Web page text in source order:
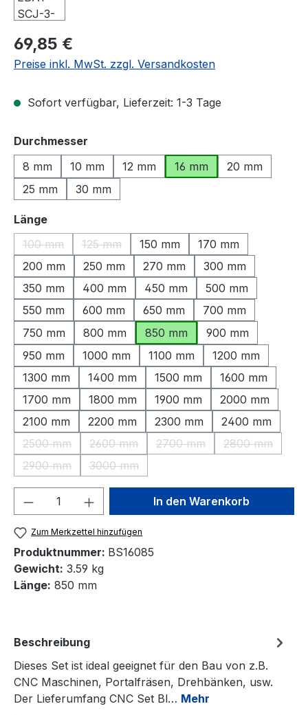
Regulärer Preis:
69,85 €
Preise inkl. MwSt. zzgl. Versandkosten
Sofort verfügbar, Lieferzeit: 1-3 Tage
Durchmesser
8 mm
10 mm 12 mm 16 mm
20 mm
25 mm
30 mm
Längeauswählen
100 mm
(Diese Option ist zurzeit nicht verfügbar.)
125 mm
(Diese Option ist zurzeit nicht verfügbar.)
150 mm
170 mm
200 mm
250 mm 270 mm
300 mm
350 mm
400 mm 450 mm
500 mm
550 mm
600 mm 650 mm
700 mm
750 mm
800 mm 850 mm
900 mm
950 mm
1000 mm 1100 mm
1200 mm
1300 mm
1400 mm 1500 mm
1600 mm
1700 mm
1800 mm 1900 mm
2000 mm
2100 mm
2200 mm 2300 mm
2400 mm
2500 mm
(Diese Option ist zurzeit nicht verfügbar.)
2600 mm
(Diese Option ist zurzeit nicht verfügbar.)
2700 mm
(Diese Option ist zurzeit
2800 mm
(Diese
2900 mm
(Diese Option ist zurzeit nicht verfügbar.)
3000 mm
(Diese Option ist zurzeit nicht verfügbar.)
Produkt Anzahl: Gib denIn den Warenkorb
Zum Merkzettel hinzufügen
Produktnummer: BS16085
Gewicht: 3.59 kg
Länge: 850 mm
Beschreibung
Dieses Set ist ideal geeignet für den Bau von z.B.
CNC Maschinen, Portalfräsen, Drehbänken, usw.
Der Lieferumfang CNC Set Bl… Mehr